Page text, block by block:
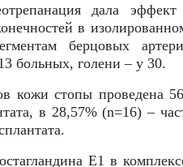
дала
в
берцовых
больных, голени – у 30.
кожи стопы проведена
в 28,57% (n=16) –
Е1 в